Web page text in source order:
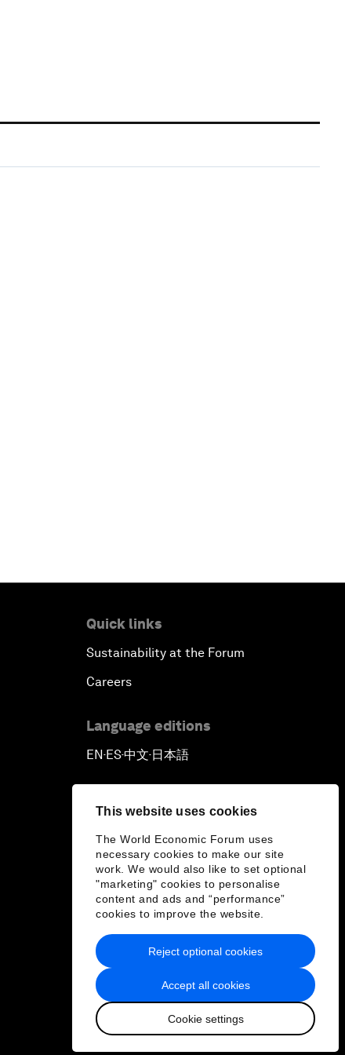
This website uses cookies
The World Economic Forum uses
necessary cookies to make our site
work. We would also like to set optional
"marketing" cookies to personalise
content and ads and “performance”
cookies to improve the website.
Accept all cookies
Cookie settings
Reject optional cookies
Quick links
Sustainability at the Forum
Careers
Language editions
EN ▪ ES▪中文▪ 日本語